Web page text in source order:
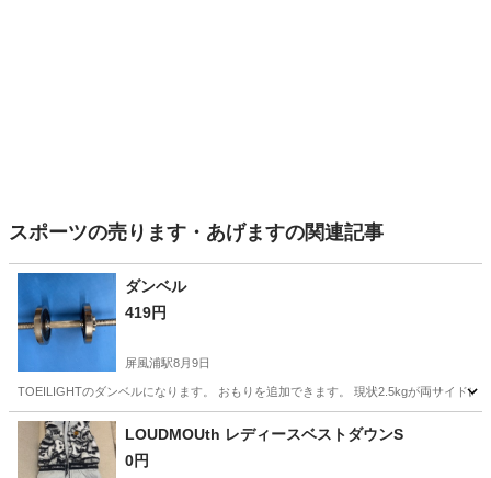
スポーツの売ります・あげますの関連記事
ダンベル
419円
屏風浦駅8月9日
TOEILIGHTのダンベルになります。 おもりを追加できます。 現状2.5kgが両サイドに
神奈川 横浜市 その他 ダンベル
LOUDMOUth レディースベストダウンS
0円